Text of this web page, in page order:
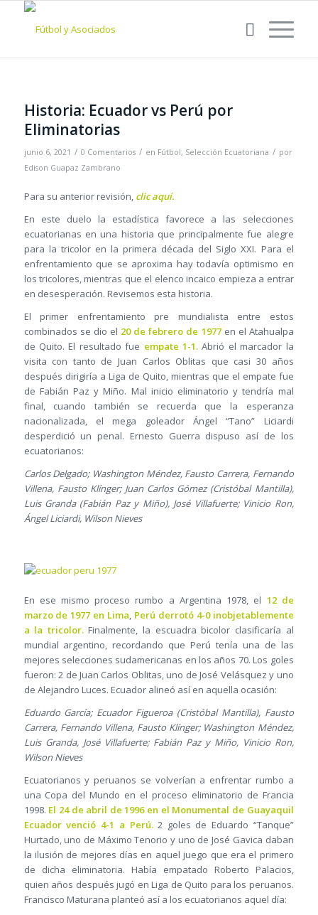
Historia: Ecuador vs Perú por
Eliminatorias
junio 6, 2021 / 0 Comentarios / en Fútbol, Selección Ecuatoriana / por
Edison Guapaz Zambrano
Para su anterior revisión, clic aquí.
En este duelo la estadística favorece a las selecciones
ecuatorianas en una historia que principalmente fue alegre
para la tricolor en la primera década del Siglo XXI. Para el
enfrentamiento que se aproxima hay todavía optimismo en
los tricolores, mientras que el elenco incaico empieza a entrar
en desesperación. Revisemos esta historia.
El primer enfrentamiento pre mundialista entre estos
combinados se dio el 20 de febrero de 1977en el Atahualpa
de Quito. El resultado fue empate 1-1.Abrió el marcador la
visita con tanto de Juan Carlos Oblitas que casi 30 años
después dirigiría a Liga de Quito, mientras que el empate fue
de Fabián Paz y Miño. Mal inicio eliminatorio y tendría mal
final, cuando también se recuerda que la esperanza
nacionalizada, el mega goleador Ángel “Tano” Liciardi
desperdició un penal. Ernesto Guerra dispuso así de los
ecuatorianos:
Carlos Delgado; Washington Méndez, Fausto Carrera, Fernando
Villena, Fausto Klínger; Juan Carlos Gómez (Cristóbal Mantilla),
Luis Granda (Fabián Paz y Miño), José Villafuerte; Vinicio Ron,
Ángel Liciardi, Wilson Nieves
En ese mismo proceso rumbo a Argentina 1978, el 12 de
marzo de 1977 en Lima, Perú derrotó 4-0 inobjetablemente
a la tricolor.Finalmente, la escuadra bicolor clasificaría al
mundial argentino, recordando que Perú tenía una de las
mejores selecciones sudamericanas en los años 70. Los goles
fueron: 2 de Juan Carlos Oblitas, uno de José Velásquez y uno
de Alejandro Luces. Ecuador alineó así en aquella ocasión:
Eduardo García; Ecuador Figueroa (Cristóbal Mantilla), Fausto
Carrera, Fernando Villena, Fausto Klínger; Washington Méndez,
Luis Granda, José Villafuerte; Fabián Paz y Miño, Vinicio Ron,
Wilson Nieves
Ecuatorianos y peruanos se volverían a enfrentar rumbo a
una Copa del Mundo en el proceso eliminatorio de Francia
1998. El 24 de abril de 1996 en el Monumental de Guayaquil
Ecuador venció 4-1 a Perú.2 goles de Eduardo “Tanque”
Hurtado, uno de Máximo Tenorio y uno de José Gavica daban
la ilusión de mejores días en aquel juego que era el primero
de dicha eliminatoria. Había empatado Roberto Palacios,
quien años después jugó en Liga de Quito para los peruanos.
Francisco Maturana planteó así a los ecuatorianos aquel día: